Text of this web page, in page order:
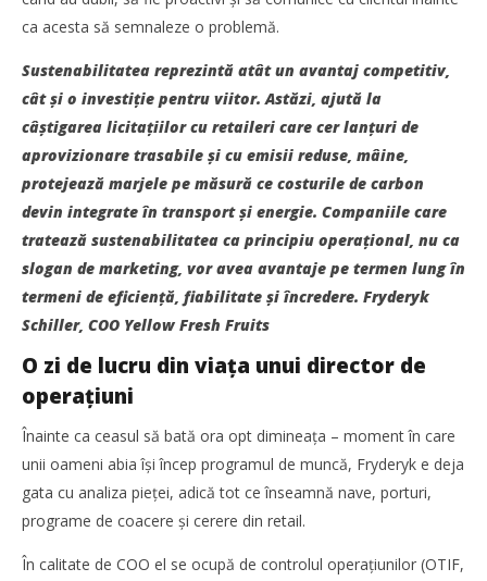
SAMEDAY a finalizat tranzacția de achiziție a Cargus
Cristina
WDP își consolidează prezența pe piața europeană și
investește în noi proiecte logistice din România
Ghimpu
ca acesta să semnaleze o problemă.
Sustenabilitatea reprezintă atât un avantaj competitiv,
cât și o investiţie pentru viitor. Astăzi, ajută la
câștigarea licitaţiilor cu retaileri care cer lanţuri de
aprovizionare trasabile și cu emisii reduse, mâine,
protejează marjele pe măsură ce costurile de carbon
devin integrate în transport și energie. Companiile care
tratează sustenabilitatea ca principiu operaţional, nu ca
slogan de marketing, vor avea avantaje pe termen lung în
termeni de eficienţă, fiabilitate și încredere. Fryderyk
Schiller, COO Yellow Fresh Fruits
O zi de lucru din viaţa unui director de
operaţiuni
Înainte ca ceasul să bată ora opt dimineaţa – moment în care
unii oameni abia îşi încep programul de muncă, Fryderyk e deja
gata cu analiza pieţei, adică tot ce înseamnă nave, porturi,
programe de coacere şi cerere din retail.
În calitate de COO el se ocupă de controlul operaţiunilor (OTIF,